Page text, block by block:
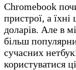
Chromebook
пристрої, а
доларів. Але в
більш
сучасних
користуватися